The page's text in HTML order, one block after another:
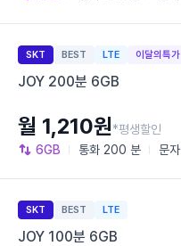
SKT BEST LTE 이달의특가
JOY 200분 6GB
6GB 통화 200 분 문자
월 1,210원*평생할인
SKT BEST LTE
JOY 100분 6GB